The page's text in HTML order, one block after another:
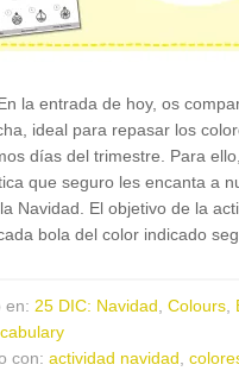
la entrada de hoy, os
ideal para repasar los
días del trimestre. Para
que seguro les encanta a
Navidad. El objetivo de la
bola del color indicado
en:25 DIC: Navidad,Colours,
con:actividad navidad,